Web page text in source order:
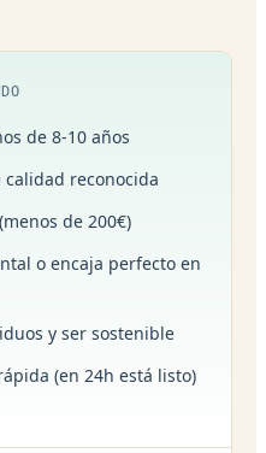
de 8-10 años
calidad reconocida
de 200€)
o encaja perfecto en
y ser sostenible
(en 24h está listo)